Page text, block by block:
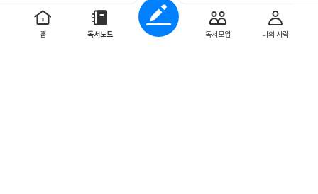
인터뷰 중)
인류사를 기반으로 풀어낸 우주 개척의 이야기
키0
홈 독서노트 독서모임 나의 사락